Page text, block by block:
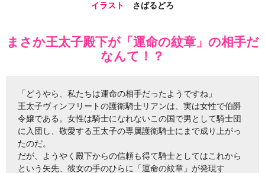
イラスト
さばるどろ
まさか王太子殿下が「運命の紋章」の相手だ
なんて！？
「どうやら、私たちは運命の相手だったようですね」
王太子ヴィンフリートの護衛騎士リアンは、実は女性で伯爵
令嬢である。女性は騎士になれないこの国で男として騎士団
に入団し、敬愛する王太子の専属護衛騎士にまで成り上がっ
たのだ。
だが、ようやく殿下からの信頼も得て騎士としてはこれから
という矢先、彼女の手のひらに「運命の紋章」が発現す